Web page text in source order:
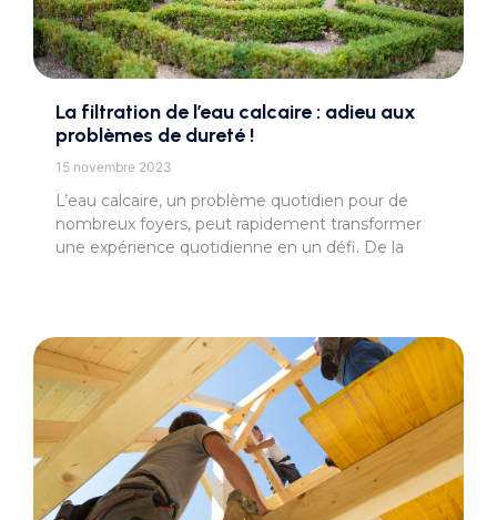
La filtration de l’eau calcaire : adieu aux
problèmes de dureté !
15 novembre 2023
L’eau calcaire, un problème quotidien pour de
nombreux foyers, peut rapidement transformer
une expérience quotidienne en un défi. De la